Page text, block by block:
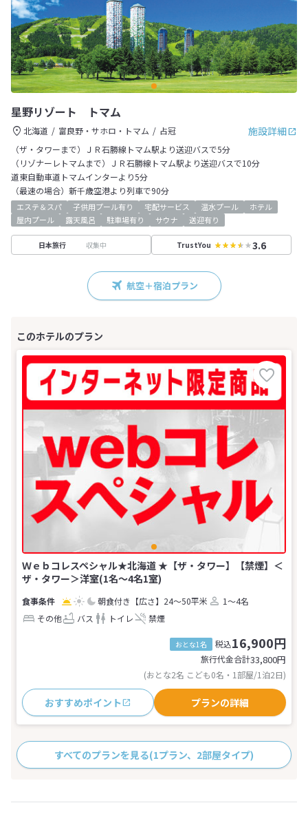
星野リゾート トマム
施設詳細
北海道 富良野・サホロ・トマム
占冠
（ザ・タワーまで）ＪＲ石勝線トマム駅より送迎バスで5分
（リゾナーレトマムまで）ＪＲ石勝線トマム駅より送迎バスで10分
道東自動車道トマムインターより5分
（最速の場合）新千歳空港より列車で90分
エステ＆スパ 子供用プール有り 宅配サービス 温水プール
ホテル
屋内プール
露天風呂 駐車場有り サウナ 送迎有り
日本旅行 収集中 TrustYou 3.6
航空＋宿泊プラン
Ｗｅｂコレスペシャル★北海道 ★【ザ・タワー】【禁煙】＜
ザ・タワー＞洋室(1名～4名1室)
朝食付き 【広さ】24～50平米
1～4名
その他
バス トイレ 禁煙
おとな1名 税込16,900円
旅行代金合計33,800円
(おとな2名 こども0名・1部屋/1泊2日)
おすすめポイント プランの詳細
すべてのプランを見る(1プラン、2部屋タイプ)